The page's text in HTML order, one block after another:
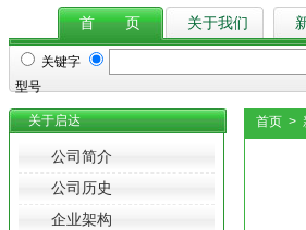
首 页 关于我们
关键字
型号
关于启达
公司简介
公司历史
企业架构
首页 >